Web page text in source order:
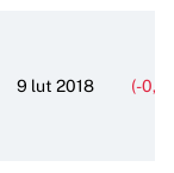
9 lut 2018 (-